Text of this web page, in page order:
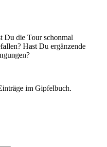
Du die Tour schonmal
Hast Du ergänzende
im Gipfelbuch.